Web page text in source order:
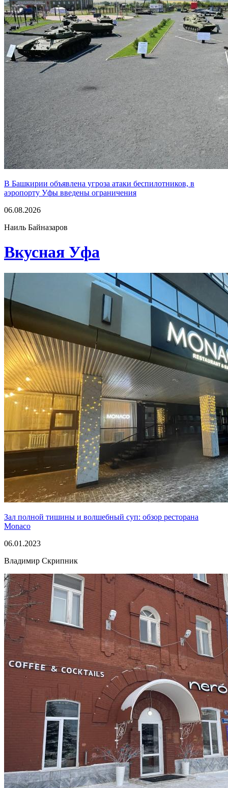
В Башкирии объявлена угроза атаки беспилотников, в
аэропорту Уфы введены ограничения
06.08.2026
Наиль Байназаров
Вкусная Уфа
Зал полной тишины и волшебный суп: обзор ресторана
Monaco
06.01.2023
Владимир Скрипник